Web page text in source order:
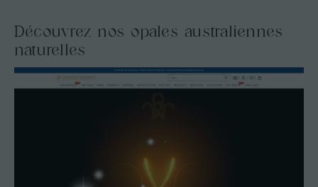
Découvrez nos opales australiennes
naturelles